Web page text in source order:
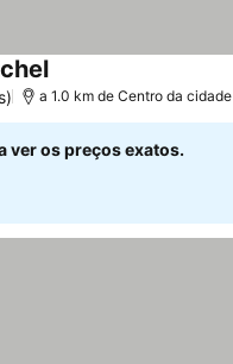
a 1.0 km de Centro da cidade
ver os preços exatos.